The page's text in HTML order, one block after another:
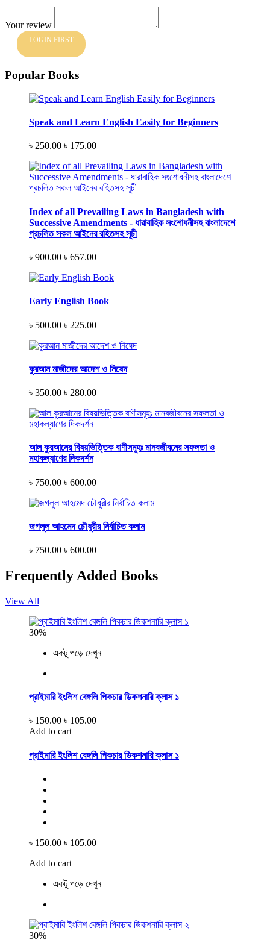
Your review
LOGIN FIRST
Popular Books
Speak and Learn English Easily for Beginners
৳ 250.00 ৳ 175.00
Index of all Prevailing Laws in Bangladesh with
Successive Amendments - ধারাবাহিক সংশোধনীসহ বাংলাদেশে
প্রচলিত সকল আইনের রহিতসহ সূচী
৳ 900.00 ৳ 657.00
Early English Book
৳ 500.00 ৳ 225.00
কুরআন মাজীদের আদেশ ও নিষেদ
৳ 350.00 ৳ 280.00
আল কুরআনের বিষয়ভিত্তিক বাণীসমূহঃ মানবজীবনের সফলতা ও
মহাকল্যাণের দিকদর্শন
৳ 750.00 ৳ 600.00
জগলুল আহমেদ চৌধুরীর নির্বাচিত কলাম
৳ 750.00 ৳ 600.00
Frequently Added Books
View All
30%
একটু পড়ে দেখুন
প্রাইমারি ইংলিশ বেঙ্গলি পিকচার ডিকশনারি ক্লাস ১
৳ 150.00 ৳ 105.00
Add to cart
প্রাইমারি ইংলিশ বেঙ্গলি পিকচার ডিকশনারি ক্লাস ১
৳ 150.00 ৳ 105.00
Add to cart
একটু পড়ে দেখুন
30%